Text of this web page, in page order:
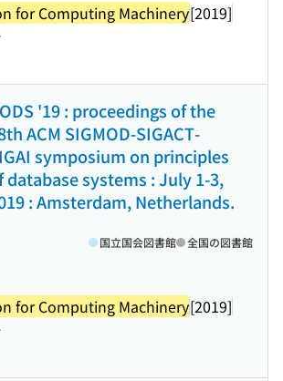
for Computing Machinery[2019]
'19 : proceedings of the
ACM SIGMOD-SIGACT-
symposium on principles
database systems : July 1-3,
: Amsterdam, Netherlands.
for Computing Machinery[2019]
国立国会図書館 全国の図書館